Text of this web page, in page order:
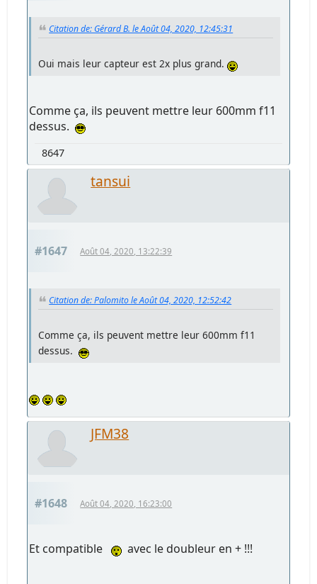
Citation de: Gérard B. le Août 04, 2020, 12:45:31
Oui mais leur capteur est 2x plus grand.
Comme ça, ils peuvent mettre leur 600mm f11
dessus.
8647
tansui
#1647 Août 04, 2020, 13:22:39
Citation de: Palomito le Août 04, 2020, 12:52:42
Comme ça, ils peuvent mettre leur 600mm f11
dessus.
JFM38
#1648 Août 04, 2020, 16:23:00
Et compatible avec le doubleur en + !!!